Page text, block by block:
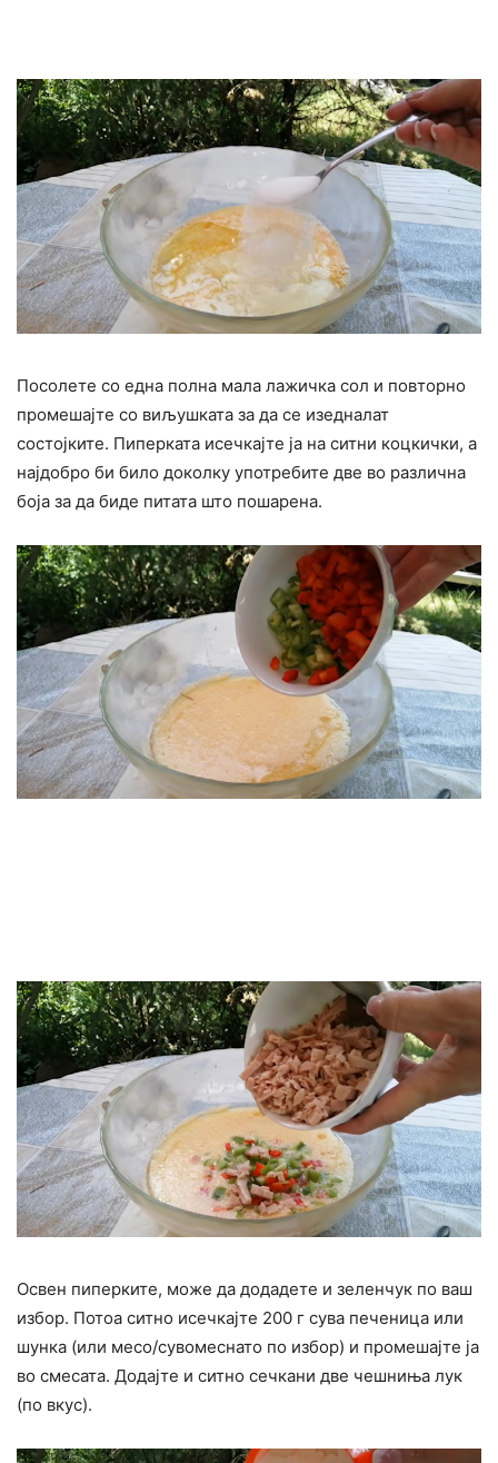
Посолете со една полна мала лажичка сол и повторно
промешајте со виљушката за да се изедналат
состојките. Пиперката исечкајте ја на ситни коцкички, а
најдобро би било доколку употребите две во различна
боја за да биде питата што пошарена.
Освен пиперките, може да додадете и зеленчук по ваш
избор. Потоа ситно исечкајте 200 г сува печеница или
шунка (или месо/сувомеснато по избор) и промешајте ја
во смесата. Додајте и ситно сечкани две чешниња лук
(по вкус).